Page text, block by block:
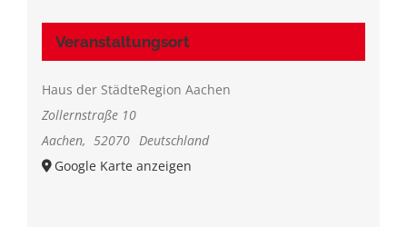
Veranstaltungsort
Haus der StädteRegion Aachen
Zollernstraße 10
Aachen, 52070 Deutschland
Google Karte anzeigen